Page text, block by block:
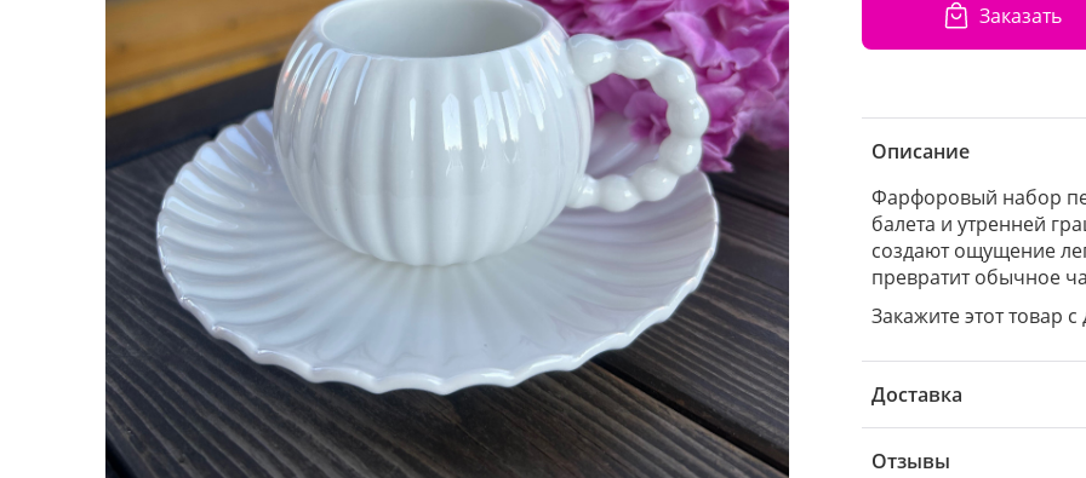
Заказать
Описание
Фарфоровый набор
балета и утренней
создают ощущение
превратит обычное
Закажите этот товар
Доставка
Отзывы